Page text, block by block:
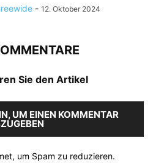
- 12. Oktober 2024
Sie den Artikel
UM EINEN KOMMENTAR
um Spam zu reduzieren.